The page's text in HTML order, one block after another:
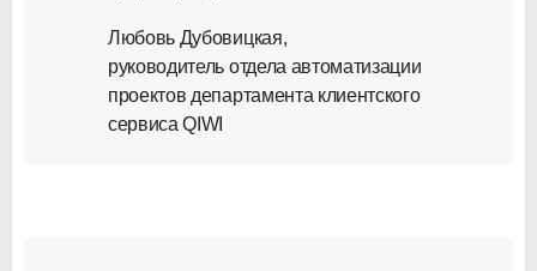
Любовь Дубовицкая,
руководитель отдела автоматизации
проектов департамента клиентского
сервиса QIWI